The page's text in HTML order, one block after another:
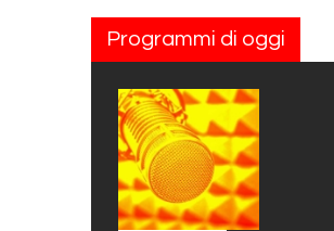
Programmi di oggi